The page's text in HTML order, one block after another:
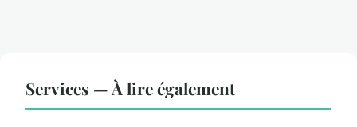
Services — À lire également